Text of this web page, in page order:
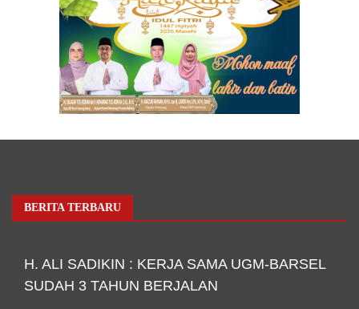
BERITA TERBARU
H. ALI SADIKIN : KERJA SAMA UGM-BARSEL
SUDAH 3 TAHUN BERJALAN